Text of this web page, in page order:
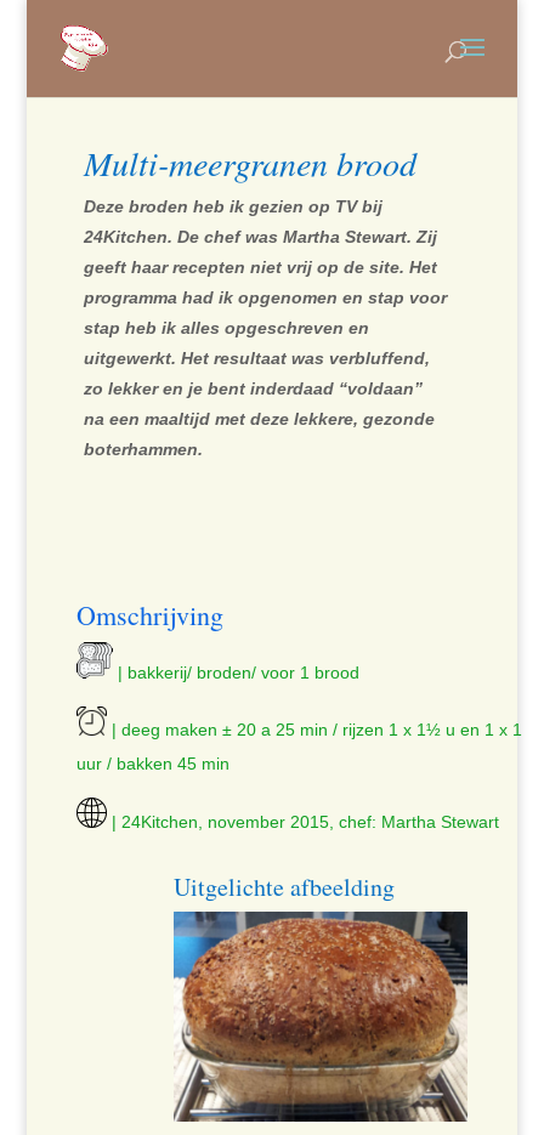
Multi-meergranen brood
Deze broden heb ik gezien op TV bij
24Kitchen. De chef was Martha Stewart. Zij
geeft haar recepten niet vrij op de site. Het
programma had ik opgenomen en stap voor
stap heb ik alles opgeschreven en
uitgewerkt. Het resultaat was verbluffend,
zo lekker en je bent inderdaad “voldaan”
na een maaltijd met deze lekkere, gezonde
boterhammen.
Omschrijving
| bakkerij/ broden/ voor 1 brood
| deeg maken ± 20 a 25 min / rijzen 1 x 1½ u en 1 x 1
uur / bakken 45 min
| 24Kitchen, november 2015, chef: Martha Stewart
Uitgelichte afbeelding